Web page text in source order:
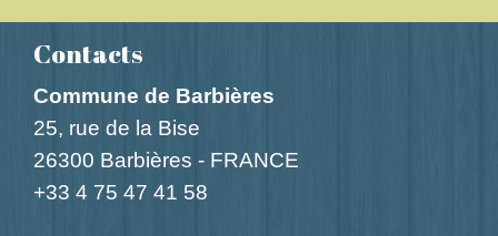
Contacts
Commune de Barbières
25, rue de la Bise
26300 Barbières - FRANCE
+33 4 75 47 41 58